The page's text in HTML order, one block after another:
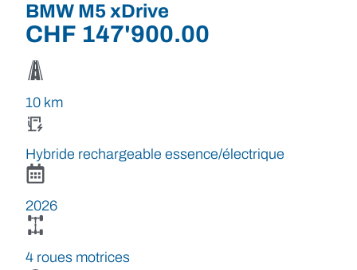
BMW M5 xDrive
CHF 147'900.00
10 km
Hybride rechargeable essence/électrique
2026
4 roues motrices